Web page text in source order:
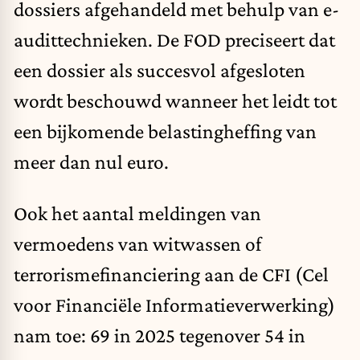
dossiers afgehandeld met behulp van e-
audittechnieken. De FOD preciseert dat
een dossier als succesvol afgesloten
wordt beschouwd wanneer het leidt tot
een bijkomende belastingheffing van
meer dan nul euro.
Ook het aantal meldingen van
vermoedens van witwassen of
terrorismefinanciering aan de CFI (Cel
voor Financiële Informatieverwerking)
nam toe: 69 in 2025 tegenover 54 in